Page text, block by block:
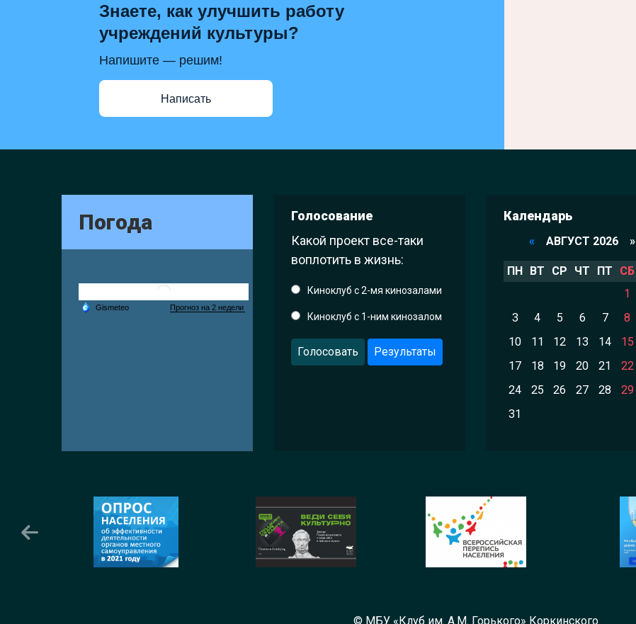
Знаете, как улучшить работу
учреждений культуры?
Напишите — решим!
Написать
Погода
Голосование
Какой проект все-таки
воплотить в жизнь:
Киноклуб с 2-мя кинозалами
Киноклуб с 1-ним кинозалом
Голосовать Результаты
Календарь
« АВГУСТ 2026 »
ПН ВТ СР ЧТ ПТ СБ
1
3
4 5 6 7 8
10
11 12 13 14 15
17
18 19 20 21 22
24
25 26 27 28 29
31
© МБУ «Клуб им. А.М. Горького» Коркинского